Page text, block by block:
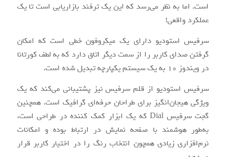
است. اما به نظر می‌رسد که این یک ترفند بازاریابی است تا یک
عملکرد واقعی!
سرفیس استودیو دارای یک میکروفون خطی است که امکان
گرفتن صدای کاربر را از سمت دیگر اتاق دارد که به لطف کورتانا
در ویندوز ۱۰ به یک سیستم یکپارچه تبدیل‌ شده است.
سرفیس استودیو از قلم سرفیس نیز پشتیبانی می‌کند که یک
ویژگی هیجان‌انگیز برای طراحان حرفه‌ای گرافیک است. همچنین
گجت سرفیس Dial که یک ابزار کمک‌ کننده در طراحی است،
به‌طور هوشمند با صفحه ‌نمایش در ارتباط بوده و امکانات
نرم‌افزاری زیادی همچون انتخاب رنگ را در اختیار کاربر قرار